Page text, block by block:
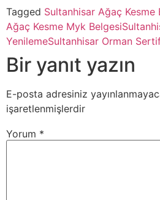
Tagged Sultanhisar Ağaç Kesme
Ağaç Kesme Myk Belgesi
YenilemeSultanhisar Orman
Bir yanıt yazın
E-posta adresiniz
işaretlenmişlerdir
Yorum *